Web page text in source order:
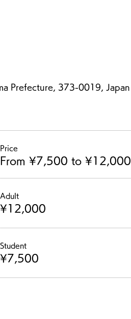
Prefecture, 373-0019, Japan
Price
From ¥7,500 to ¥12,000
Adult
¥12,000
Student
¥7,500